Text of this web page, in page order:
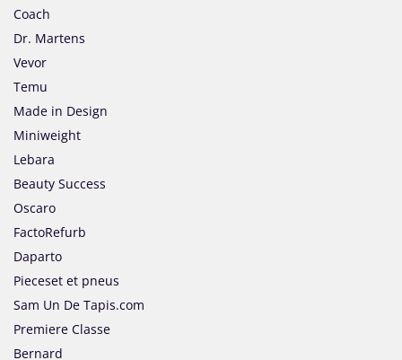
Coach
Dr. Martens
Vevor
Temu
Made in Design
Miniweight
Lebara
Beauty Success
Oscaro
FactoRefurb
Daparto
Pieceset et pneus
Sam Un De Tapis.com
Premiere Classe
Bernard